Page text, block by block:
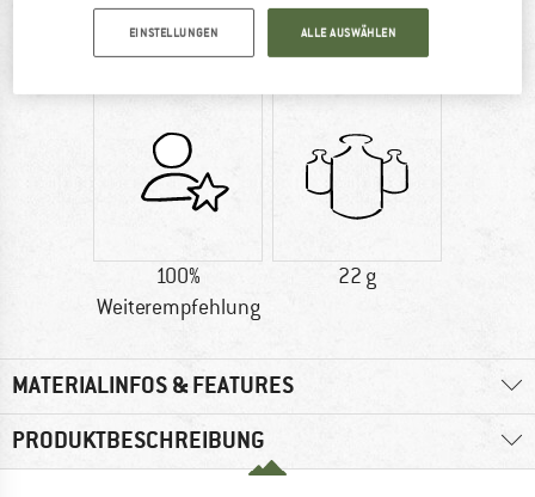
Reepschnur zur Spaltenbergung, zum Abseilen und
Anseilen am Gletscher
100%
Weiterempfehlung
22 g
MATERIALINFOS & FEATURES
PRODUKTBESCHREIBUNG
EINSTELLUNGEN ALLE AUSWÄHLEN